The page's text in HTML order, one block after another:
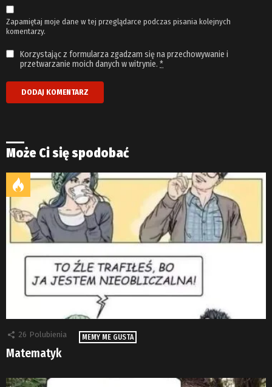
Zapamiętaj moje dane w tej przeglądarce podczas pisania kolejnych
komentarzy.
Korzystając z formularza zgadzam się na przechowywanie i
przetwarzanie moich danych w witrynie. *
Może Ci się spodobać
26 Polubienia MEMY ME GUSTA
Matematyk